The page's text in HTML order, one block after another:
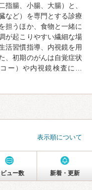
指腸、小腸、大腸）と、
など）を専門とする診療
担うほか、食物と一緒に
が起こりやすい繊細な場
活習慣指導、内視鏡を用
、初期のがんは自覚症状
ー）や内視鏡検査に…
表示順について
ビュー数 新着・更新